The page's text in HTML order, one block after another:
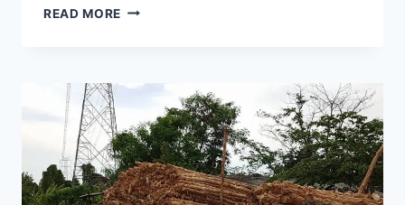
READ MORE JUAL
BANJARNEGARA